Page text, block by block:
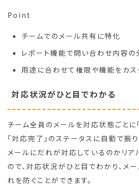
Point
チームでのメール共有に特化
レポート機能で問い合わせ内容
用途に合わせて権限や機能をカス
対応状況がひと目でわかる
チーム全員のメールを対応状態ごとに
「対応完了」のステータスに自動で振
メールにだれが対応しているのかリア
ので、対応状況がひと目でわかり、メ
れを防ぐことができます。